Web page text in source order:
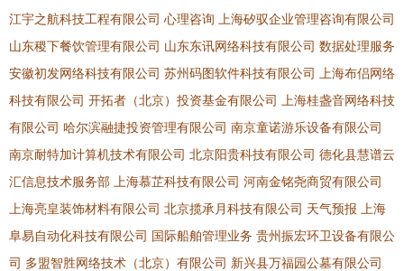
江宇之航科技工程有限公司 心理咨询
上海矽驭企业管理咨询有限公司
山东稷下餐饮管理有限公司 山东东讯网络科技有限公司 数据处理服务
安徽初发网络科技有限公司 苏州码图软件科技有限公司
上海布侣网络
科技有限公司 开拓者（北京）投资基金有限公司
上海桂盏音网络科技
有限公司 哈尔滨融捷投资管理有限公司 南京童诺游乐设备有限公司
南京耐特加计算机技术有限公司 北京阳贵科技有限公司 德化县慧谱云
汇信息技术服务部
上海慕芷科技有限公司 河南金铭尧商贸有限公司
上海亮皇装饰材料有限公司 北京揽承月科技有限公司 天气预报
上海
阜易自动化科技有限公司 国际船舶管理业务 贵州振宏环卫设备有限公
司 多盟智胜网络技术（北京）有限公司 新兴县万福园公墓有限公司